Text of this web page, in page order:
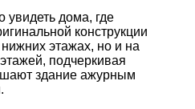
дома, где
конструкции
этажах, но и на
подчеркивая
здание ажурным